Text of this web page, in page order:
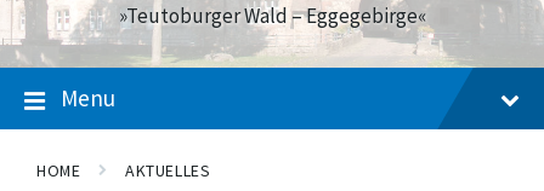
»Teutoburger Wald – Eggegebirge«
Menu
HOME AKTUELLES